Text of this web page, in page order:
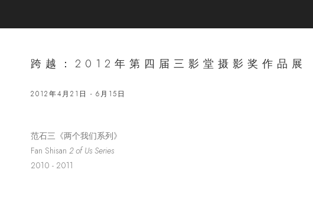
跨越：2012年第四届三影堂摄影奖作品展
2012年4月21日 - 6月15日
Open a larger version
范石三《两个我们系列》
Fan Shisan 2 of Us Series
2010 - 2011